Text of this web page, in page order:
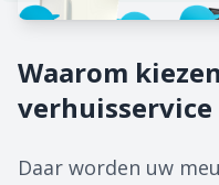
Waarom
Daar worden uw